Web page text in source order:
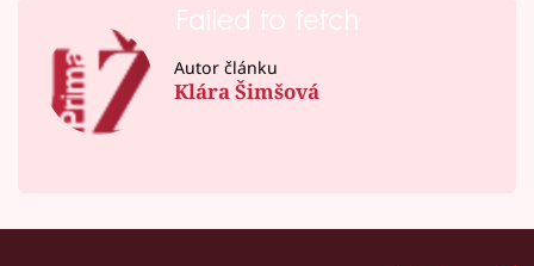
Failed to fetch
Autor článku
Klára Šimšová